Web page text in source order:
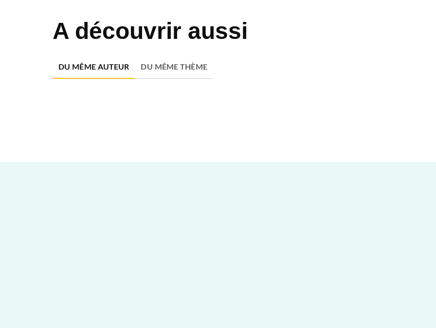
A découvrir aussi
DU MÊME AUTEUR DU MÊME THÈME